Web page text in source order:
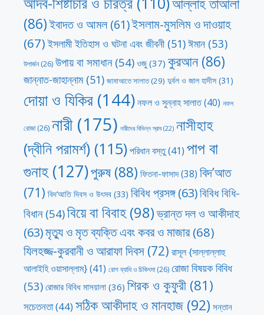
(86)ইবাদত ও আমল(61)ইসলাম-মুসলিম ও দাওয়াহ
(67) ইসলামী ইতিহাস ও ঘটনা এবং জীবনী(51)ঈমান (53)
উপার্জন(26) উপায় বা সমাধান(54) ওজু (37) কুরআন(86)
জান্নাত-জাহান্নাম(51) জামাআতে সালাত(29) দুর্বল ও জাল হাদীস (31)
দোয়া ও যিকির (144)নফল ও সুন্নাহ সালাত(40) নফল
রোজা(26) নারী(175) নারীদের বিভিন্ন স্রাব(22) নাসীহাহ
(দ্বীনি পরামর্শ) (115)পরিধান বস্তু(41) পাপ বা
গুনাহ(127)পুরুষ(88) ফিতনা-ফাসাদ(38) বিদ’আত
(71) বিদ’আতি দিবস ও উৎসব (33) বিবিধ প্রসঙ্গ(63)বিবিধ বিধি-
বিধান(54)বিয়ে বা বিবাহ (98)ভ্রান্ত দল ও আকীদাহ
(63)মৃত্যু ও মৃত ব্যক্তি এবং কবর ও মাজার(68)
যিলহজ্জ-কুরবানী ও আরাফা দিবস (72) রাসূল {সাল্লাল্লাহু
আলাইহি ওয়াসাল্লাম}(41) রোগ ব্যাধি ও চিকিৎসা(26) রোজা বিষয়ক বিবিধ
(53) রোজার বিবিধ মাসয়ালা (36) শিরক ও কুফুরী (81)
সচেতনতা(44) সঠিক আকীদাহ ও মানহাজ (92) সন্তান